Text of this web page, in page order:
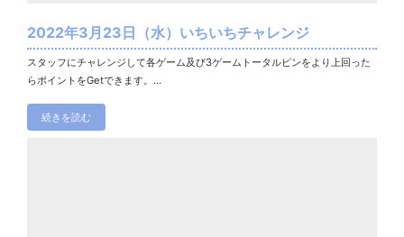
2022年3月23日（水）いちいちチャレンジ
スタッフにチャレンジして各ゲーム及び3ゲームトータルピンをより上回った
らポイントをGetできます。...
続きを読む